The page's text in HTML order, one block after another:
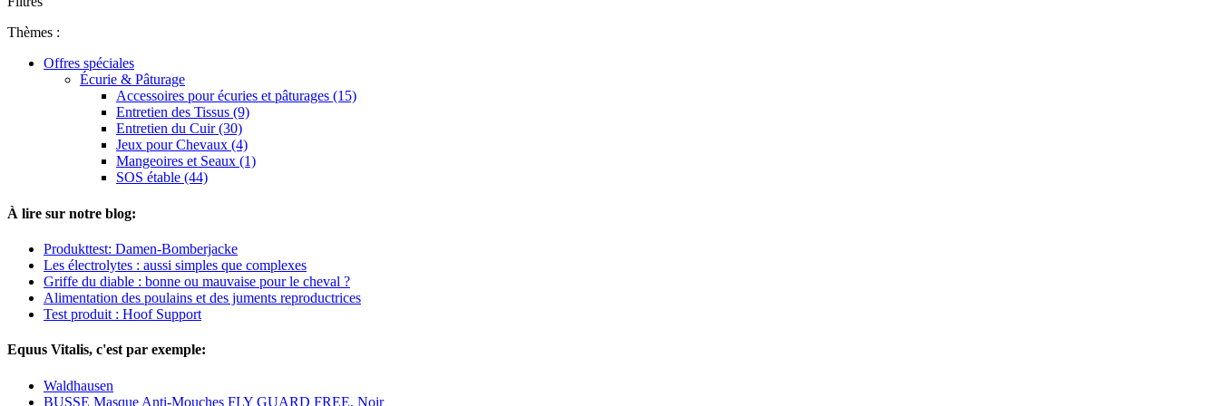
Thèmes :
Offres spéciales
Écurie & Pâturage
Accessoires pour écuries et pâturages (15)
Entretien des Tissus (9)
Entretien du Cuir (30)
Jeux pour Chevaux (4)
Mangeoires et Seaux (1)
SOS étable (44)
À lire sur notre blog:
Produkttest: Damen-Bomberjacke
Les électrolytes : aussi simples que complexes
Griffe du diable : bonne ou mauvaise pour le cheval ?
Alimentation des poulains et des juments reproductrices
Test produit : Hoof Support
Equus Vitalis, c'est par exemple:
Waldhausen
BUSSE Masque Anti-Mouches FLY GUARD FREE, Noir